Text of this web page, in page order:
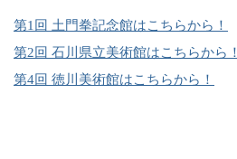
第1回 土門拳記念館はこちらから！
第2回 石川県立美術館はこちらから！
第4回 徳川美術館はこちらから！